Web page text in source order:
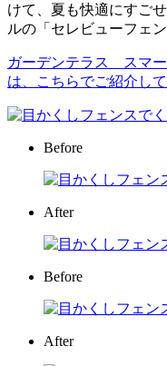
けて、夏も快適にすご
ルの「セレビューフェ
ガーデンテラス スマ
は、こちらでご紹介して
Before
After
Before
After